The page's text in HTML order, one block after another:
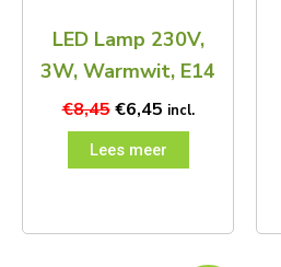
LED Lamp 230V,
3W, Warmwit, E14
€8,45 €6,45 incl.
Lees meer